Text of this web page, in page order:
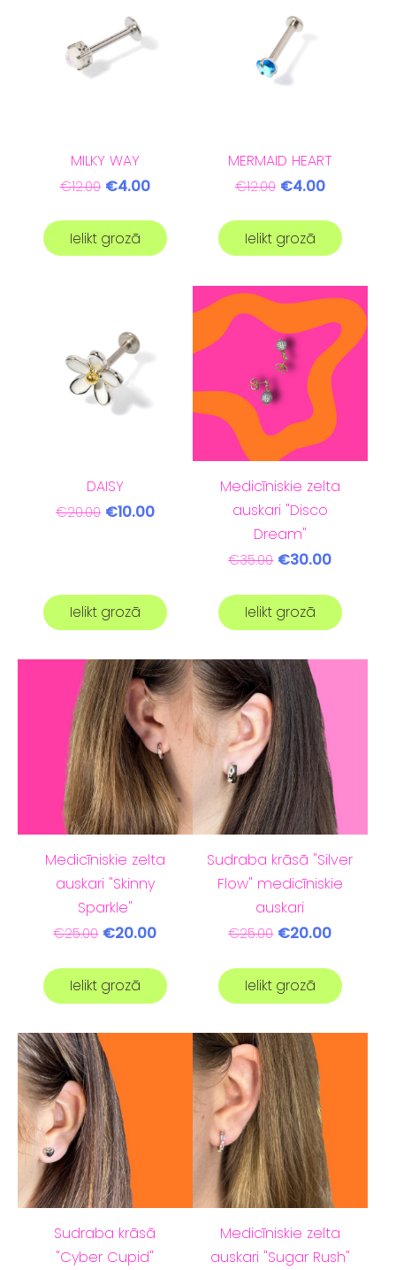
MILKY WAY
€12.00 €4.00
Ielikt grozā
MERMAID HEART
€12.00 €4.00
Ielikt grozā
DAISY
€20.00 €10.00
Ielikt grozā
Medicīniskie zelta
auskari "Disco
Dream"
€35.00 €30.00
Ielikt grozā
Medicīniskie zelta
auskari "Skinny
Sparkle"
€25.00 €20.00
Ielikt grozā
Sudraba krāsā "Silver
Flow" medicīniskie
auskari
€25.00 €20.00
Ielikt grozā
Sudraba krāsā
"Cyber Cupid"
Medicīniskie zelta
auskari "Sugar Rush"